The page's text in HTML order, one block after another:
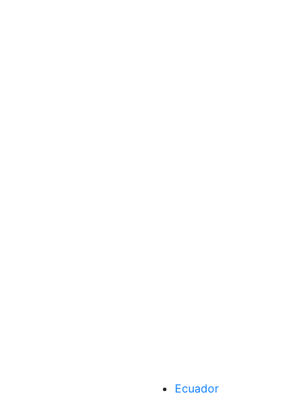
Ecuador